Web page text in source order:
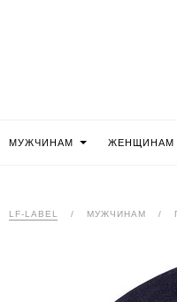
МУЖЧИНАМ ЖЕНЩИНАМ
LF-LABEL / МУЖЧИНАМ /